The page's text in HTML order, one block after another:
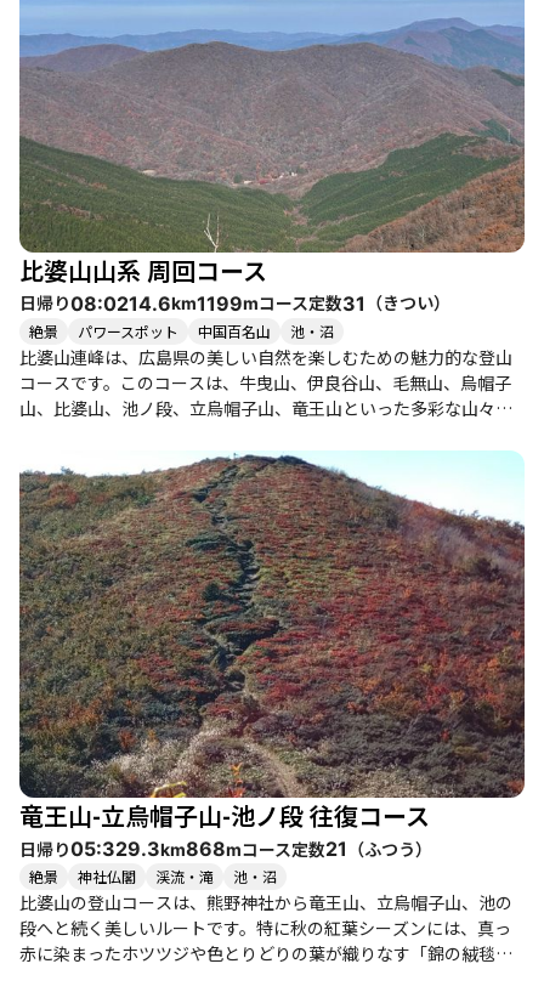
意が必要です。また、気温差が大きいため、服装選びには工夫が
求められます。 登山の途中には、展望地があり、そこからは素晴
らしい眺望が広がります。特に立烏帽子山の頂上では、神の絨毯
と称される美しい景色が広がり、登山者たちの達成感を高めま
す。池ノ段では、紅葉とともに初冠雪の大山が見えることもあ
り、感動的な瞬間を提供してくれます。 また、登山後には近くの
比婆山温泉でのんびりと疲れを癒すこともでき、周辺には美味し
いグルメや観光スポットも点在しています。特に、秋の紅葉シー
ズンには多くの人が訪れるため、早めの計画をおすすめします。
自然の中で心をリフレッシュし、素晴らしい景観を楽しむことが
できるこのコースは、訪れる価値が十分にあります。
比婆山山系 周回コース
日帰り08:0214.6km1199mコース定数31 （きつい）
絶景 パワースポット 中国百名山 池・沼
比婆山連峰は、広島県の美しい自然を楽しむための魅力的な登山
コースです。このコースは、牛曳山、伊良谷山、毛無山、烏帽子
山、比婆山、池ノ段、立烏帽子山、竜王山といった多彩な山々を
360度のパノラマビューが楽しめる毛無山の山頂は、訪れる価値が
あります。多くの登山者が「紅葉のピークは過ぎていたが、それ
でも十分に美しい」と語っており、色とりどりの葉が織り成す景
観は心を癒してくれます。また、ススキや様々な花々が道沿いに
咲いており、自然の美しさを感じながらのトレッキングが楽しめ
ます。 このコースは、初心者から健脚者まで幅広いレベルの登山
者に適しており、特に家族連れや友人同士での登山におすすめで
す。整備された登山道は歩きやすく、途中には広々とした休憩ス
ペースもあり、ランチを楽しむのにも最適です。特に、毛無山の
広場では多くの登山者が休憩を取り、和やかな雰囲気が漂ってい
ます。 注意点としては、季節によっては虫が多くなるため、虫除
け対策が必要です。また、特に秋は気温が下がることもあるた
め、服装に気を付けることが大切です。登山道の途中には、滝や
沢の音が心地よく響き、自然の中での静けさを感じることができ
ます。 周辺には、温泉や美味しいグルメスポットもあり、登山後
の楽しみも充実しています。特に、地元の食材を使った料理や、
ヒバゴンをテーマにしたおにぎりなど、ユニークなグルメ体験が
待っています。 比婆山連峰は、自然の美しさと登山の楽しさを存
分に味わえる場所です。ぜひ、季節ごとの魅力を感じながら、訪
れてみてください。
竜王山-立烏帽子山-池ノ段 往復コース
日帰り05:329.3km868mコース定数21 （ふつう）
絶景 神社仏閣 渓流・滝 池・沼
比婆山の登山コースは、熊野神社から竜王山、立烏帽子山、池の
段へと続く美しいルートです。特に秋の紅葉シーズンには、真っ
赤に染まったホツツジや色とりどりの葉が織りなす「錦の絨毯」